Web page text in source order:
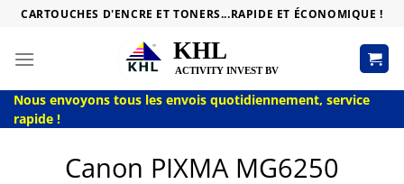
Passer
contenu
CARTOUCHES D'ENCRE ET TONERS...RAPIDE ET ÉCONOMIQUE !
Nous envoyons tous les envois quotidiennement, service
rapide !
Canon PIXMA MG6250